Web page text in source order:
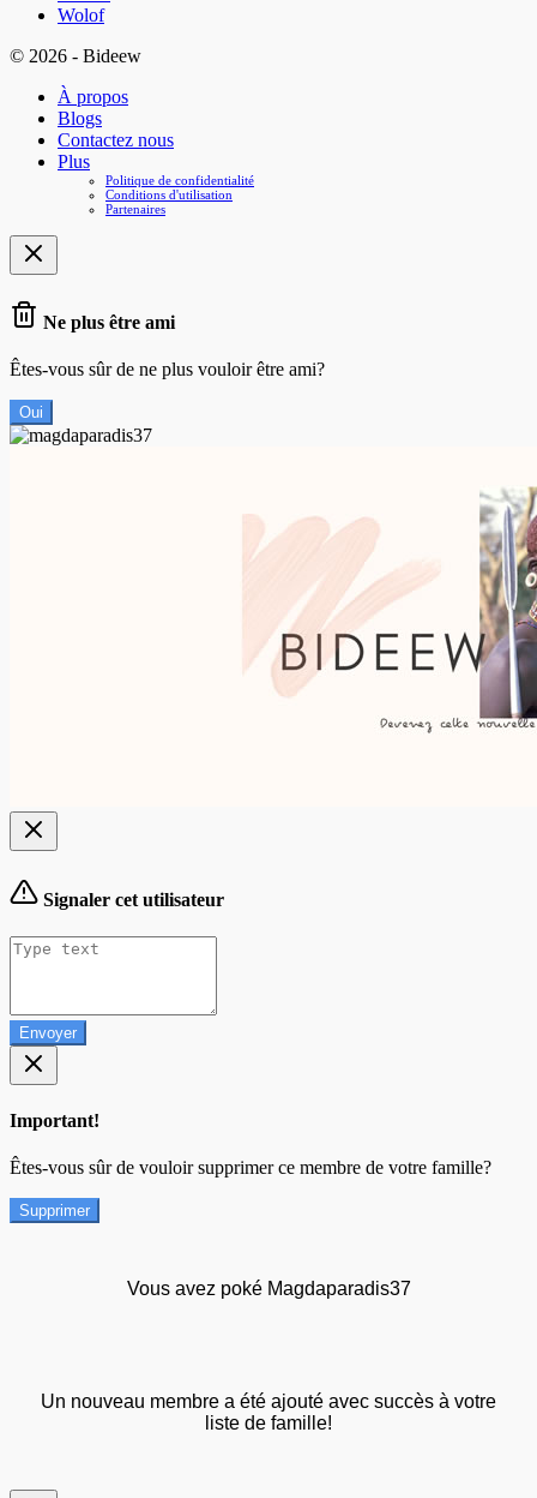
Wolof
© 2026 - Bideew
À propos
Blogs
Contactez nous
Plus
Politique de confidentialité
Conditions d'utilisation
Partenaires
Ne plus être ami
Êtes-vous sûr de ne plus vouloir être ami?
Oui
Signaler cet utilisateur
Envoyer
Important!
Êtes-vous sûr de vouloir supprimer ce membre de votre famille?
Supprimer
Vous avez poké Magdaparadis37
Un nouveau membre a été ajouté avec succès à votre
liste de famille!